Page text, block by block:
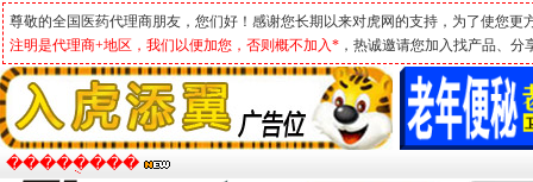
尊敬的全国医药代理商朋友，您们好！感谢您长期以来对虎网的支持，为了使您更
注明是代理商+地区，我们以便加您，否则概不加入* ，热诚邀请您加入找产品、
�����ֻ���